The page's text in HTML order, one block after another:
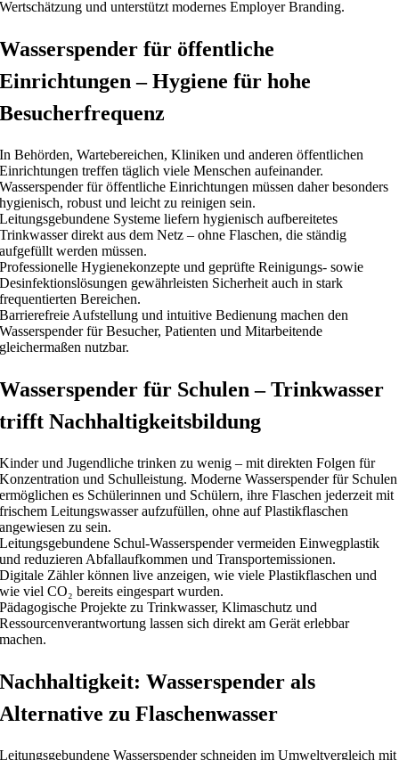
Wertschätzung und unterstützt modernes Employer Branding.
Wasserspender für öffentliche
Einrichtungen – Hygiene für hohe
Besucherfrequenz
In Behörden, Wartebereichen, Kliniken und anderen öffentlichen
Einrichtungen treffen täglich viele Menschen aufeinander.
Wasserspender für öffentliche Einrichtungen müssen daher besonders
hygienisch, robust und leicht zu reinigen sein.
Leitungsgebundene Systeme liefern hygienisch aufbereitetes
Trinkwasser direkt aus dem Netz – ohne Flaschen, die ständig
aufgefüllt werden müssen.
Professionelle Hygienekonzepte und geprüfte Reinigungs- sowie
Desinfektionslösungen gewährleisten Sicherheit auch in stark
frequentierten Bereichen.
Barrierefreie Aufstellung und intuitive Bedienung machen den
Wasserspender für Besucher, Patienten und Mitarbeitende
gleichermaßen nutzbar.
Wasserspender für Schulen – Trinkwasser
trifft Nachhaltigkeitsbildung
Kinder und Jugendliche trinken zu wenig – mit direkten Folgen für
Konzentration und Schulleistung. Moderne Wasserspender für Schulen
ermöglichen es Schülerinnen und Schülern, ihre Flaschen jederzeit mit
frischem Leitungswasser aufzufüllen, ohne auf Plastikflaschen
angewiesen zu sein.
Leitungsgebundene Schul-Wasserspender vermeiden Einwegplastik
und reduzieren Abfallaufkommen und Transportemissionen.
Digitale Zähler können live anzeigen, wie viele Plastikflaschen und
wie viel CO₂ bereits eingespart wurden.
Pädagogische Projekte zu Trinkwasser, Klimaschutz und
Ressourcenverantwortung lassen sich direkt am Gerät erlebbar
machen.
Nachhaltigkeit: Wasserspender als
Alternative zu Flaschenwasser
Leitungsgebundene Wasserspender schneiden im Umweltvergleich mit